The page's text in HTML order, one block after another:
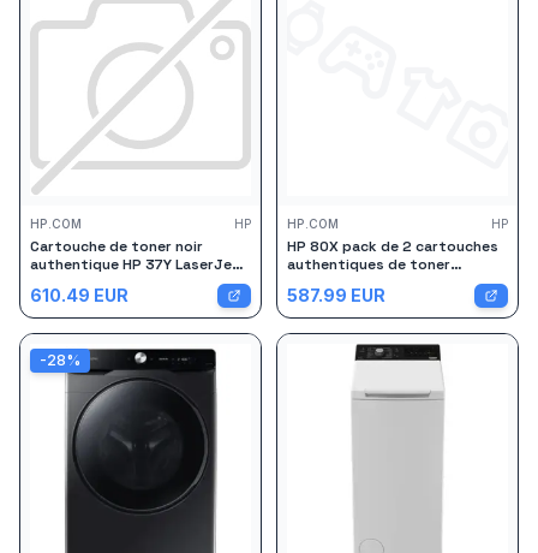
HP.COM HP
Cartouche de toner noir
authentique HP 37Y LaserJet
610.49 EUR
HP.COM HP
HP 80X pack de 2 cartouches
authentiques de toner
LaserJet noir grande capacité
587.99 EUR
-28%